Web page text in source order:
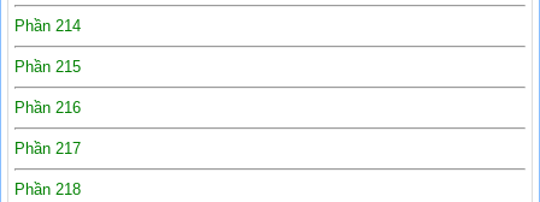
Phần 214
Phần 215
Phần 216
Phần 217
Phần 218